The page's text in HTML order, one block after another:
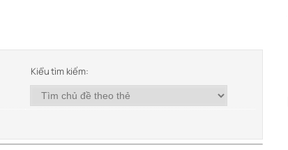
Kiểu tìm kiếm: